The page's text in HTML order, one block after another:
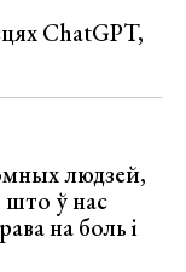
ChatGPT,
людзей,
ў нас
на боль і